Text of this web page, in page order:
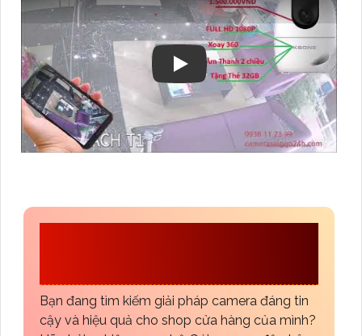
Bạn đang tìm kiếm giải pháp camera đáng tin
cậy và hiệu quả cho shop cửa hàng của mình?